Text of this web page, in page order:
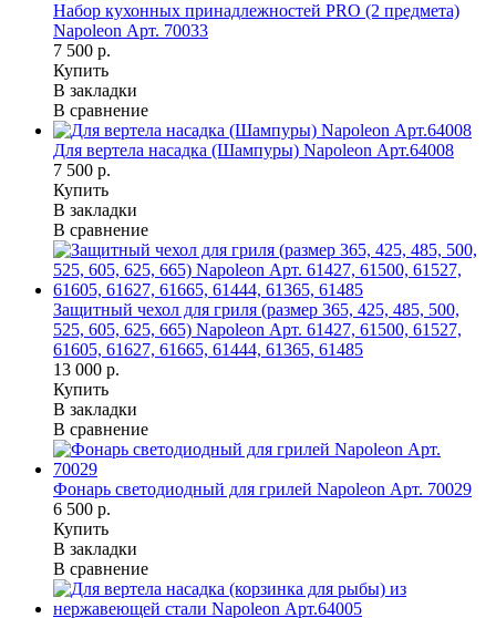
Набор кухонных принадлежностей PRO (2 предмета)
Napoleon Арт. 70033
7 500 р.
Купить
В закладки
В сравнение
Для вертела насадка (Шампуры) Napoleon Арт.64008
7 500 р.
Купить
В закладки
В сравнение
Защитный чехол для гриля (размер 365, 425, 485, 500,
525, 605, 625, 665) Napoleon Арт. 61427, 61500, 61527,
61605, 61627, 61665, 61444, 61365, 61485
13 000 р.
Купить
В закладки
В сравнение
Фонарь светодиодный для грилей Napoleon Арт. 70029
6 500 р.
Купить
В закладки
В сравнение